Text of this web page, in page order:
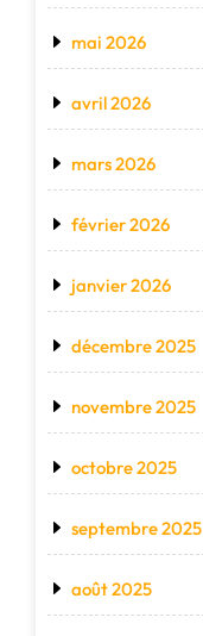
mai 2026
avril 2026
mars 2026
février 2026
janvier 2026
décembre 2025
novembre 2025
octobre 2025
septembre 2025
août 2025